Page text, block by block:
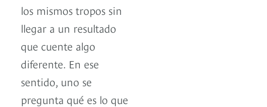
los mismos tropos sin
llegar a un resultado
que cuente algo
diferente. En ese
sentido, uno se
pregunta qué es lo que